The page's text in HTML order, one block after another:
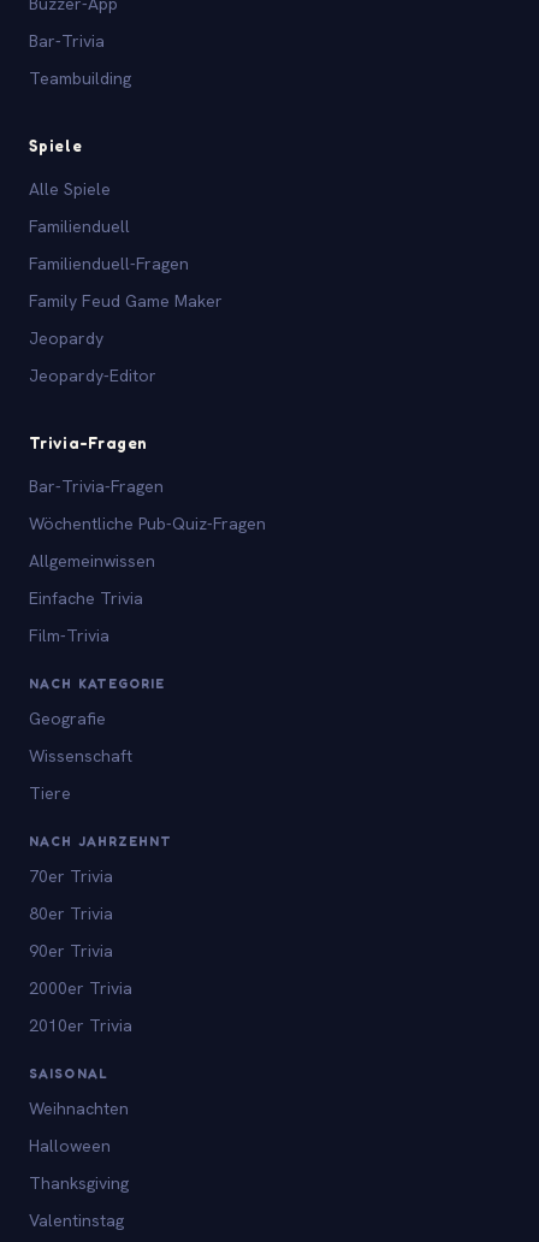
Bar-Trivia
Teambuilding
Spiele
Alle Spiele
Familienduell
Familienduell-Fragen
Family Feud Game Maker
Jeopardy
Jeopardy-Editor
Trivia-Fragen
Bar-Trivia-Fragen
Wöchentliche Pub-Quiz-Fragen
Allgemeinwissen
Einfache Trivia
Film-Trivia
NACH KATEGORIE
Geografie
Wissenschaft
Tiere
NACH JAHRZEHNT
70er Trivia
80er Trivia
90er Trivia
2000er Trivia
2010er Trivia
SAISONAL
Weihnachten
Halloween
Thanksgiving
Valentinstag